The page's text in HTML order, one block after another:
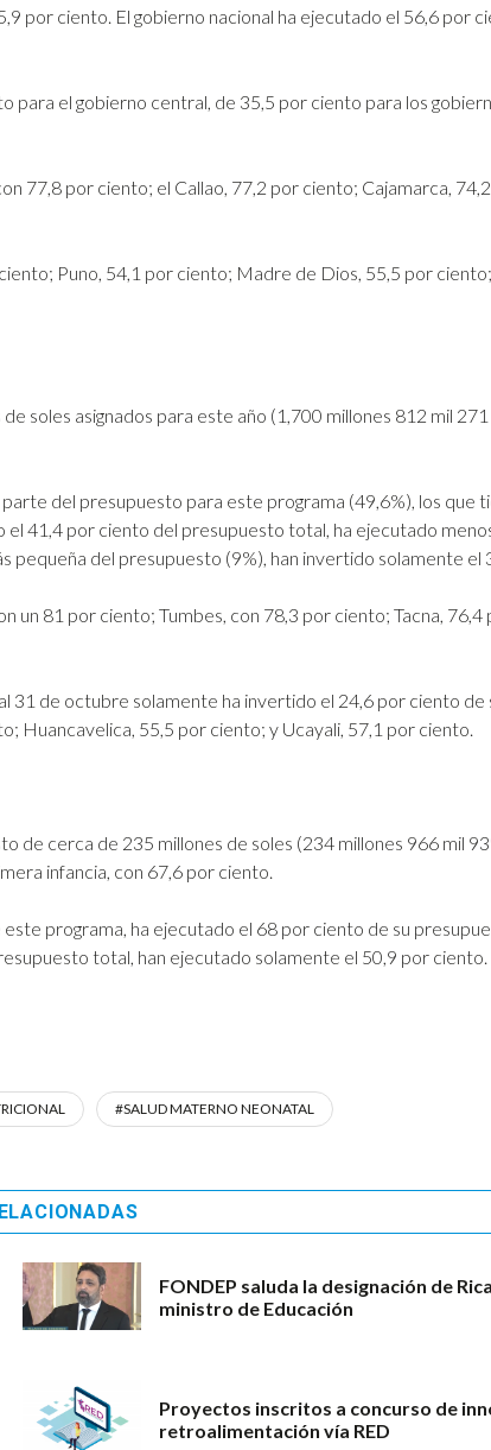
por ciento. El gobierno nacional ha ejecutado el 56,6 por
el gobierno central, de 35,5 por ciento para los
77,8 por ciento; el Callao, 77,2 por ciento; Cajamarca,
Puno, 54,1 por ciento; Madre de Dios, 55,5 por
soles asignados para este año (1,700 millones 812 mil 271
del presupuesto para este programa (49,6%), los que
41,4 por ciento del presupuesto total, ha ejecutado
pequeña del presupuesto (9%), han invertido solamente el
un 81 por ciento; Tumbes, con 78,3 por ciento; Tacna, 76,4
31 de octubre solamente ha invertido el 24,6 por ciento de
Huancavelica, 55,5 por ciento; y Ucayali, 57,1 por ciento.
de cerca de 235 millones de soles (234 millones 966 mil
infancia, con 67,6 por ciento.
programa, ha ejecutado el 68 por ciento de su
total, han ejecutado solamente el 50,9 por
#SALUD MATERNO NEONATAL
FONDEP saluda la designación de
ministro de Educación
Proyectos inscritos a concurso de
retroalimentación vía RED